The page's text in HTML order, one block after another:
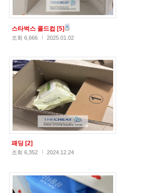
스타벅스 콜드컵 [5]
조회 6,666 2025.01.02
패딩 [2]
조회 6,352 2024.12.24